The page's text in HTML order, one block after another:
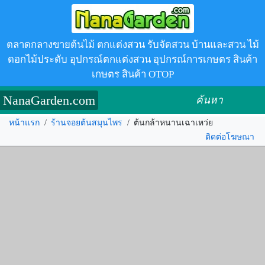
ตลาดกลางขายต้นไม้ ตกแต่งสวน รับจัดสวน บ้านและสวน ไม้
ดอกไม้ประดับ อุปกรณ์ตกแต่งสวน อุปกรณ์การเกษตร สินค้า
เกษตร สินค้า OTOP
NanaGarden.com ค้นหา
หน้าแรก / ร้านจอยต้นสมุนไพร / ต้นกล้าหนานเฉาเหว่ย
ติดต่อโฆษณา